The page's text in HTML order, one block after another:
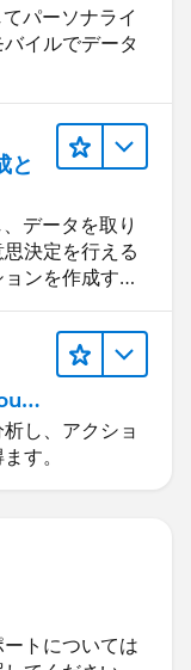
パーソナライ
イルでデータ
と
データを取り
決定を行える
ンを作成する
し、アクショ
す。
トについては